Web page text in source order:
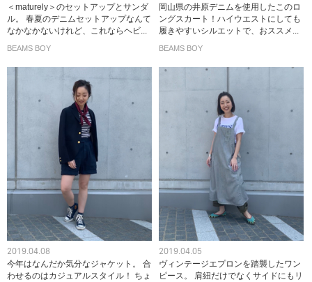
＜maturely＞のセットアップとサンダ
ル。 春夏のデニムセットアップなんて
なかなかないけれど、これならヘビ...
BEAMS BOY
岡山県の井原デニムを使用したこのロ
ングスカート！ハイウエストにしても
履きやすいシルエットで、おススメ...
BEAMS BOY
2019.04.08
今年はなんだか気分なジャケット。 合
わせるのはカジュアルスタイル！ ちょ
2019.04.05
ヴィンテージエプロンを踏襲したワン
ピース。 肩紐だけでなくサイドにもリ